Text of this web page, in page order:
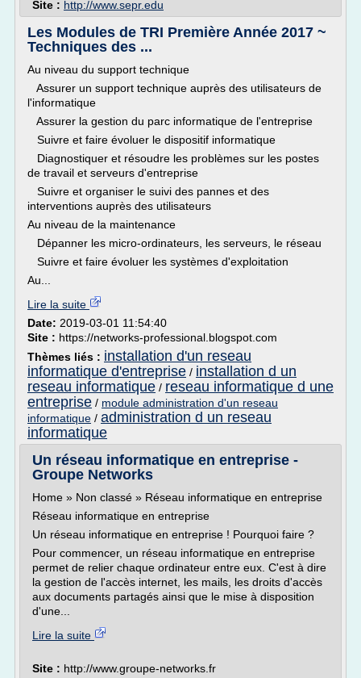
Site : http://www.sepr.edu
Les Modules de TRI Première Année 2017 ~
Techniques des ...
Au niveau du support technique
­ Assurer un support technique auprès des utilisateurs de
l'informatique
­ Assurer la gestion du parc informatique de l'entreprise
­ Suivre et faire évoluer le dispositif informatique
­ Diagnostiquer et résoudre les problèmes sur les postes
de travail et serveurs d'entreprise
­ Suivre et organiser le suivi des pannes et des
interventions auprès des utilisateurs
Au niveau de la maintenance
­ Dépanner les micro-ordinateurs, les serveurs, le réseau
­ Suivre et faire évoluer les systèmes d'exploitation
Au...
Lire la suite
Date: 2019-03-01 11:54:40
Site : https://networks-professional.blogspot.com
Thèmes liés : installation d'un reseau
informatique d'entreprise / installation d un
reseau informatique / reseau informatique d une
entreprise / module administration d'un reseau
informatique / administration d un reseau
informatique
Un réseau informatique en entreprise -
Groupe Networks
Home » Non classé » Réseau informatique en entreprise
Réseau informatique en entreprise
Un réseau informatique en entreprise ! Pourquoi faire ?
Pour commencer, un réseau informatique en entreprise
permet de relier chaque ordinateur entre eux. C'est à dire
la gestion de l'accès internet, les mails, les droits d'accès
aux documents partagés ainsi que le mise à disposition
d'une...
Lire la suite
Site : http://www.groupe-networks.fr